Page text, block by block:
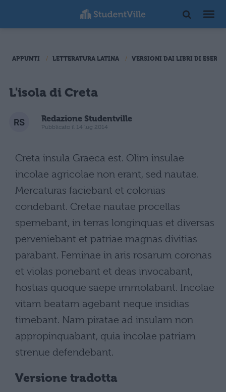
APPUNTI LETTERATURA LATINA VERSIONI DAI LIBRI DI
L'isola di Creta
Redazione Studentville
Pubblicato il 14 lug 2014
Creta insula Graeca est. Olim insulae
incolae agricolae non erant, sed nautae.
Mercaturas faciebant et colonias
condebant. Cretae nautae procellas
spernebant, in terras longinquas et diversas
perveniebant et patriae magnas divitias
parabant. Feminae in aris rosarum coronas
et violas ponebant et deas invocabant,
hostias quoque saepe immolabant. Incolae
vitam beatam agebant neque insidias
timebant. Nam piratae ad insulam non
appropinquabant, quia incolae patriam
strenue defendebant.
Versione tradotta